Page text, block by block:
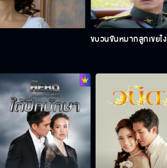
ขบวนขันหมากลูกเขยไง